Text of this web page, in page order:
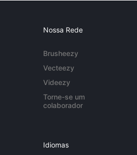
Nossa Rede
Brusheezy
Vecteezy
Videezy
Torne-se um
colaborador
Idiomas